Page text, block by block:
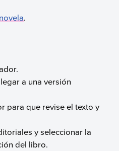
.
a una versión
para que revise el texto y
y seleccionar la
del libro.